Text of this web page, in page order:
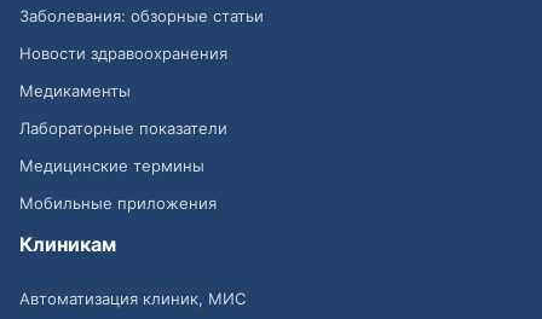
Заболевания: обзорные статьи
Новости здравоохранения
Медикаменты
Лабораторные показатели
Медицинские термины
Мобильные приложения
Клиникам
Автоматизация клиник, МИС